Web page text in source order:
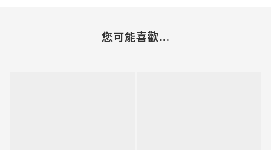
您可能喜歡...